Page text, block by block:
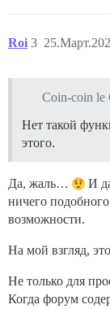
Roi 3
Coin-coin le
Нет такой
этого.
Да, жаль…
И
ничего
возможности.
На мой взгляд,
Не только для
Когда форум